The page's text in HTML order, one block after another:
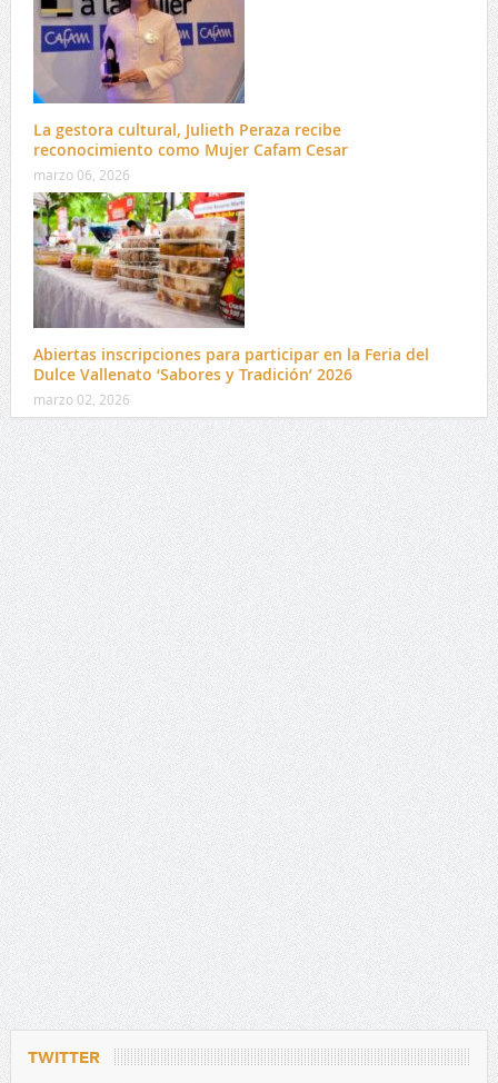
La gestora cultural, Julieth Peraza recibe
reconocimiento como Mujer Cafam Cesar
marzo 06, 2026
Abiertas inscripciones para participar en la Feria del
Dulce Vallenato ‘Sabores y Tradición’ 2026
marzo 02, 2026
TWITTER